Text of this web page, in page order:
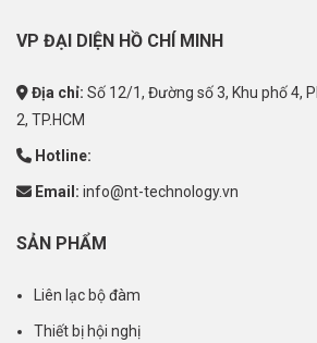
VP ĐẠI DIỆN HỒ CHÍ MINH
Địa chỉ: Số 12/1, Đường số 3, Khu phố 4,
2, TP.HCM
Hotline:
Email: info@nt-technology.vn
SẢN PHẨM
Liên lạc bộ đàm
Thiết bị hội nghị